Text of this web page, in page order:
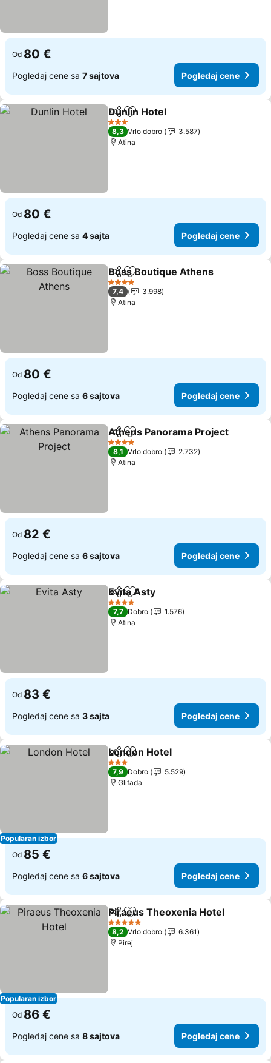
Od 80 €
Pogledaj cene sa 7 sajtova Pogledaj cene
Deli Dodati u favorite
Dunlin Hotel
3 Zvezdice
8,3 Vrlo dobro
3.587
Atina
Od 80 €
Pogledaj cene sa 4 sajta Pogledaj cene
Deli Dodati u favorite
Boss Boutique Athens
4 Zvezdice
7,4
3.998
Atina
Od 80 €
Pogledaj cene sa 6 sajtova Pogledaj cene
Deli Dodati u favorite
Athens Panorama Project
4 Zvezdice
8,1 Vrlo dobro
2.732
Atina
Od 82 €
Pogledaj cene sa 6 sajtova Pogledaj cene
Deli Dodati u favorite
Evita Asty
4 Zvezdice
7,7 Dobro
1.576
Atina
Od 83 €
Pogledaj cene sa 3 sajta Pogledaj cene
Popularan izbor
Deli Dodati u favorite
London Hotel
3 Zvezdice
7,9 Dobro
5.529
Glifada
Od 85 €
Pogledaj cene sa 6 sajtova Pogledaj cene
Popularan izbor
Deli Dodati u favorite
Piraeus Theoxenia Hotel
5 Zvezdice
8,2 Vrlo dobro
6.361
Pirej
Od 86 €
Pogledaj cene sa 8 sajtova Pogledaj cene